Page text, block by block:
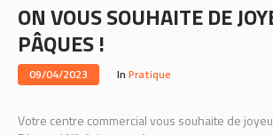
ON VOUS SOUHAITE DE
PÂQUES !
09/04/2023 In Pratique
Votre centre commercial vous souhaite de